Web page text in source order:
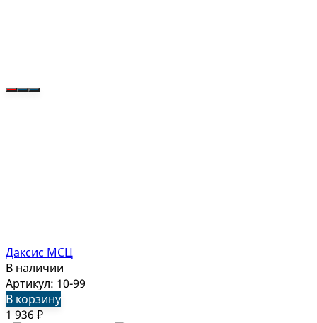
Даксис МСЦ
В наличии
Артикул: 10-99
В корзину
1 936 ₽